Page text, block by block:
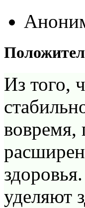
Из того,
вовремя,
уделяют